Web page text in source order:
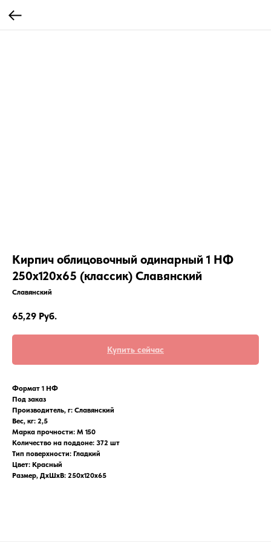
Кирпич облицовочный одинарный 1 НФ
250х120х65 (классик) Славянский
Славянский
65,29 Руб.
Купить сейчас
Формат 1 НФ
Под заказ
Производитель, г: Славянский
Вес, кг: 2,5
Марка прочности: М 150
Количество на поддоне: 372 шт
Тип поверхности: Гладкий
Цвет: Красный
Размер, ДхШхВ: 250х120х65